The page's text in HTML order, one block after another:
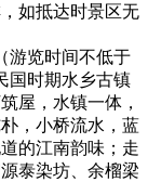
如抵达时景区无
（游览时间不低于
国时期水乡古镇
屋，水镇一体，
，小桥流水，蓝
的江南韵味；走
泰染坊、余榴梁